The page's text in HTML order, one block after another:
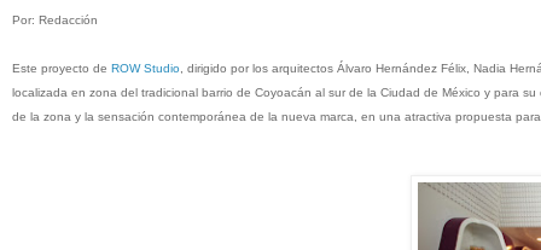
Por: Redacción
Este proyecto de ROW Studio , dirigido por los arquitectos Álvaro Hernández Félix, Nadia
localizada en zona del tradicional barrio de Coyoacán al sur de la Ciudad de México y para
de la zona y la sensación contemporánea de la nueva marca, en una atractiva propuesta